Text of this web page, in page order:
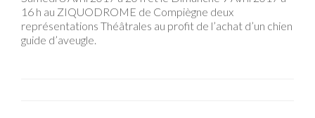
16 h au ZIQUODROME de Compiègne deux
représentations Théâtrales au profit de l’achat d’un chien
guide d’aveugle.